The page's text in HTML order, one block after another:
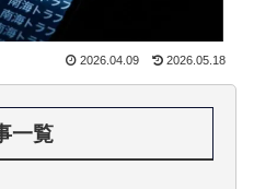
2026.04.09 2026.05.18
一覧